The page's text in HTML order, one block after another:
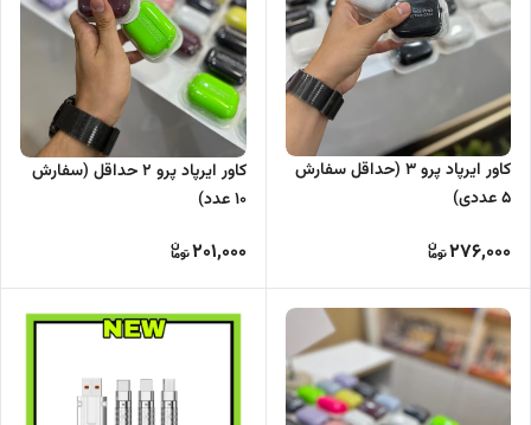
کاور ایرپاد پرو 3 (حداقل سفارش
5 عددی)
276,000
کاور ایرپاد پرو 2 حداقل (سفارش
10 عدد)
201,000